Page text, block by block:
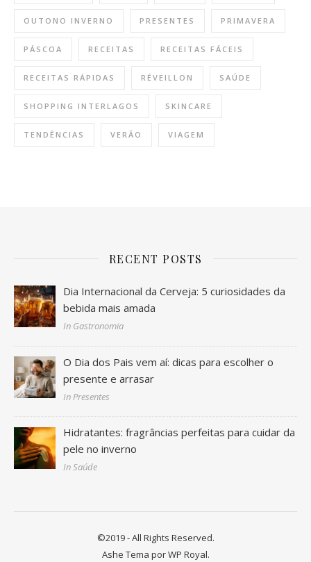
OUTONO INVERNO PRESENTES PRIMAVERA
PÁSCOA RECEITAS RECEITAS FÁCEIS
RECEITAS RÁPIDAS RÉVEILLON SAÚDE
SHOPPING INTERLAGOS SKINCARE
TENDÊNCIAS VERÃO VIAGEM
RECENT POSTS
Dia Internacional da Cerveja: 5 curiosidades da
bebida mais amada
In Gastronomia
O Dia dos Pais vem aí: dicas para escolher o
presente e arrasar
In Presentes
Hidratantes: fragrâncias perfeitas para cuidar da
pele no inverno
In Saúde
©2019 - All Rights Reserved.
Ashe Tema porWP Royal.